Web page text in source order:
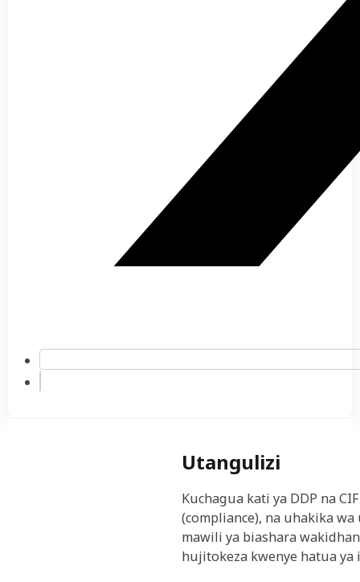
Utangulizi
Kuchagua kati ya DDP na
(compliance), na uhakika
mawili ya biashara
hujitokeza kwenye hatua ya